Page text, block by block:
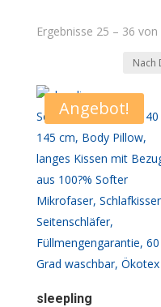
Ergebnisse 25 – 36
Angebot!
sleepling